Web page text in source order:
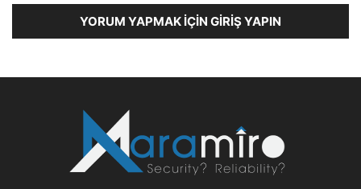
YORUM YAPMAK İÇIN GIRIŞ YAPIN